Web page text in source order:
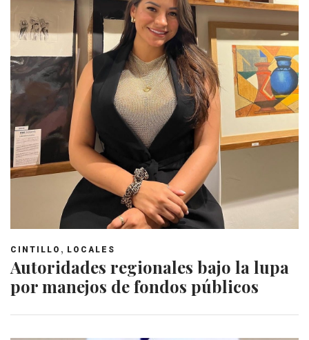
CINTILLO , LOCALES
Autoridades regionales bajo la lupa
por manejos de fondos públicos